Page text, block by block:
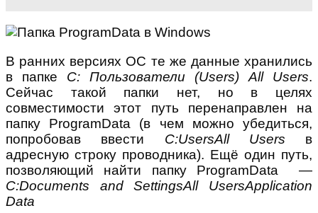
В ранних версиях ОС те же данные хранились
в папке C: Пользователи (Users) All Users.
Сейчас такой папки нет, но в целях
совместимости этот путь перенаправлен на
папку ProgramData (в чем можно убедиться,
попробовав ввести C:UsersAll Users в
адресную строку проводника). Ещё один путь,
позволяющий найти папку ProgramData —
C:Documents and SettingsAll UsersApplication
Data